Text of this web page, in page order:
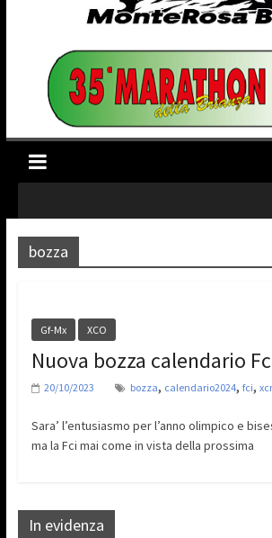
bozza
Gf-Mx XCO
Nuova bozza calendario
20/10/2023 bozza, calendario2024, fci,
Sara’ l’entusiasmo per l’anno olimpico e
ma la Fci mai come in vista della prossima
In evidenza